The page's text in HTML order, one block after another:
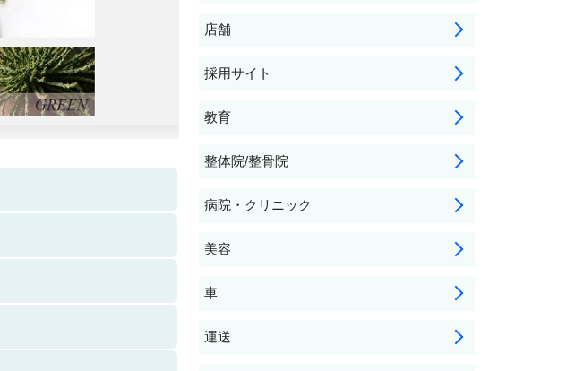
店舗
採用サイト
教育
整体院/整骨院
病院・クリニック
美容
車
運送